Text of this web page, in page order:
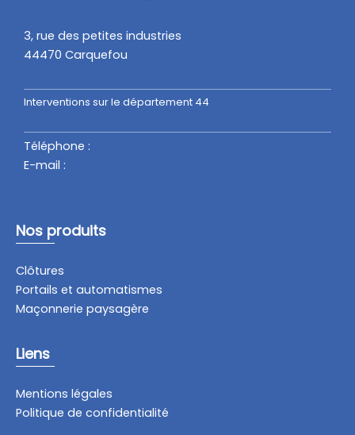
3, rue des petites industries
44470 Carquefou
Interventions sur le département 44
Téléphone :
E-mail :
Nos produits
Clôtures
Portails et automatismes
Maçonnerie paysagère
Liens
Mentions légales
Politique de confidentialité